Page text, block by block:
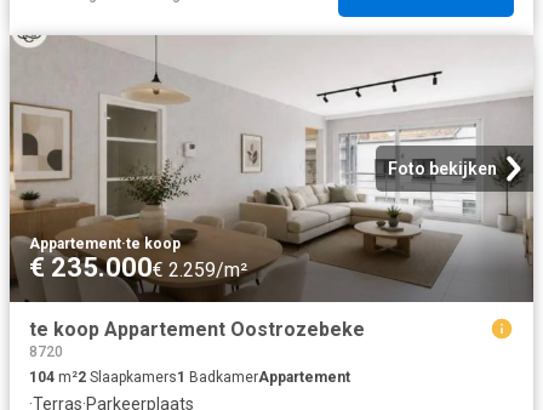
Foto bekijken
Appartement·te koop
€ 235.000€ 2.259/m²
te koop Appartement Oostrozebeke
8720
104 m²2 Slaapkamers1 BadkamerAppartement
·Terras·Parkeerplaats